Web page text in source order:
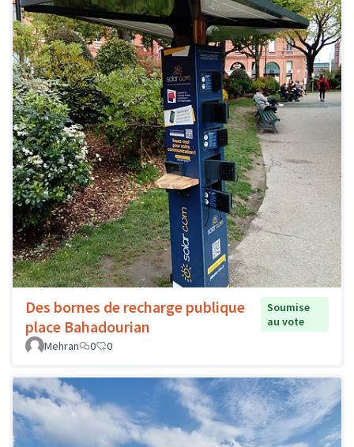
Des bornes de recharge publique
place Bahadourian
Soumise
au vote
Mehran
0 0